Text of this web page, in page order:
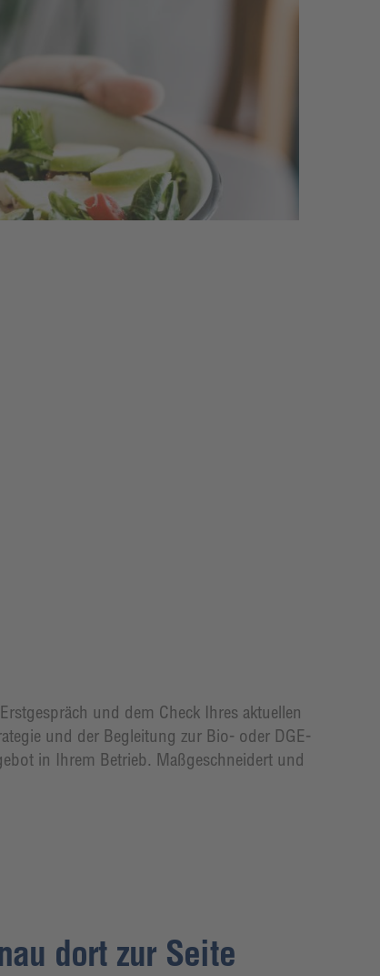
und dem Check Ihres aktuellen
und der Begleitung zur Bio- oder DGE-
in Ihrem Betrieb. Maßgeschneidert und
dort zur Seite